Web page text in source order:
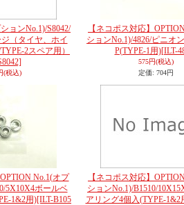
ョンNo.1)/S8042/
（タイヤ、ホイ
2スペア用）
(税込)
【ネコポス対応】
ションNo.1)/4826/ピニオ
P(TYPE-1用)[ILT-
575円(税込)
定価: 704円
No.1(オプ
5X10X4ボールベ
1&2用)[ILT-B105
【ネコポス対応】
ションNo.1)/B1510/
アリング4個入(TYPE-1&2